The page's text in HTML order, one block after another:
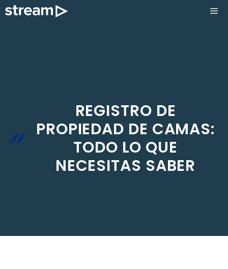
Saltar
REGISTRO DE
PROPIEDAD DE CAMAS:
TODO LO QUE
NECESITAS SABER